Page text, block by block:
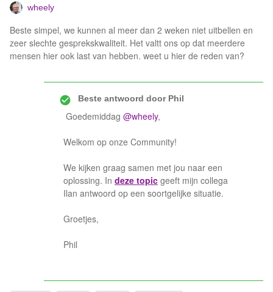
wheely
Beste simpel, we kunnen al meer dan 2 weken niet uitbellen en
zeer slechte gesprekskwaliteit. Het valtt ons op dat meerdere
mensen hier ook last van hebben. weet u hier de reden van?
Beste antwoord doorPhil
Goedemiddag @wheely,
Welkom op onze Community!
We kijken graag samen met jou naar een
oplossing. In deze topic geeft mijn collega
Ilan antwoord op een soortgelijke situatie.
Groetjes,
Phil